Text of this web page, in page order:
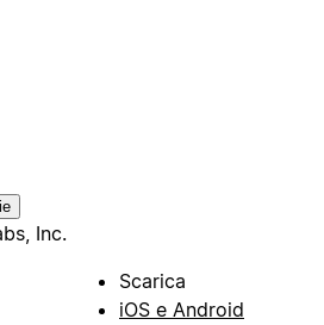
Inc.
Scarica
iOS e Android